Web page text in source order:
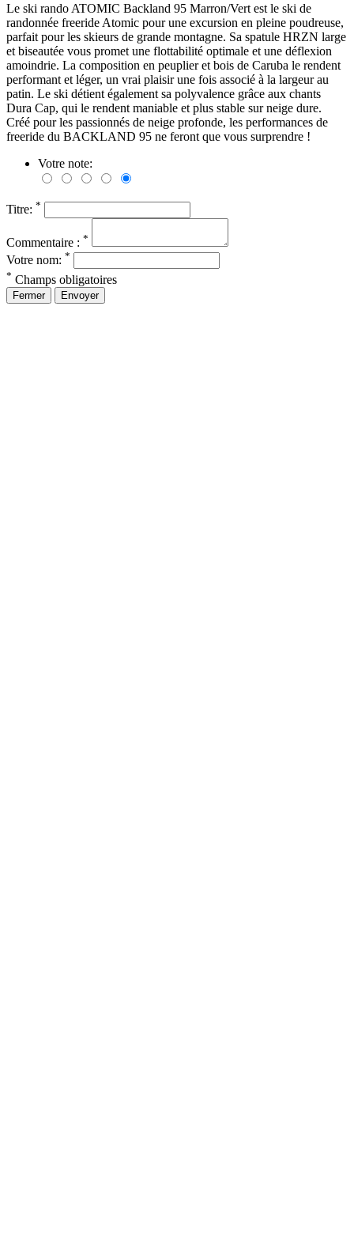
Le ski rando ATOMIC Backland 95 Marron/Vert est le ski de
randonnée freeride Atomic pour une excursion en pleine poudreuse,
parfait pour les skieurs de grande montagne. Sa spatule HRZN large
et biseautée vous promet une flottabilité optimale et une déflexion
amoindrie. La composition en peuplier et bois de Caruba le rendent
performant et léger, un vrai plaisir une fois associé à la largeur au
patin. Le ski détient également sa polyvalence grâce aux chants
Dura Cap, qui le rendent maniable et plus stable sur neige dure.
Créé pour les passionnés de neige profonde, les performances de
freeride du BACKLAND 95 ne feront que vous surprendre !
Votre note:
Titre: *
Commentaire : *
Votre nom: *
* Champs obligatoires
Fermer Envoyer